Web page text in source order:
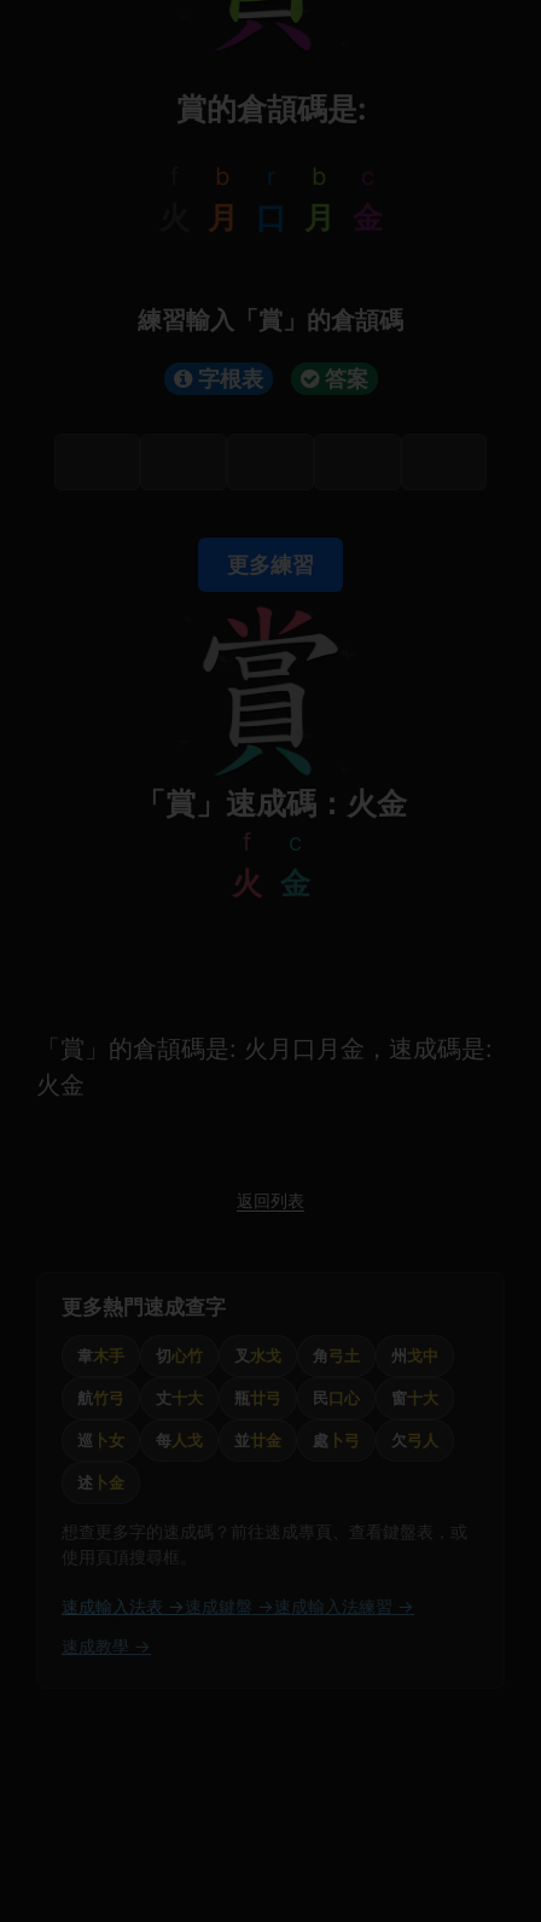
賞的倉頡碼是:
b
月
r
口
b
月
c
金
練習輸入「賞」的倉頡碼
字根表 答案
更多練習
「賞」速成碼：火金
f
火
c
金
「賞」的倉頡碼是: 火月口月金，速成碼是:
火金
返回列表
更多熱門速成查字
韋木手 切心竹 叉 水戈 角弓土 州 戈中
航竹弓 丈十大 瓶廿弓 民口心 窗十大
巡 卜女 每人戈 並廿金 處 卜弓 欠弓人
述 卜金
想查更多字的速成碼？前往速成專頁、查看鍵盤表，或
使用頁頂搜尋框。
速成輸入法表 → 速成鍵盤 → 速成輸入法練習 →
速成教學 →